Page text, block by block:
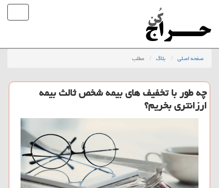
صفحه اصلی بلاگ مطلب
چه طور با تخفیف های بیمه شخص ثالث بیمه
ارزانتری بخریم؟